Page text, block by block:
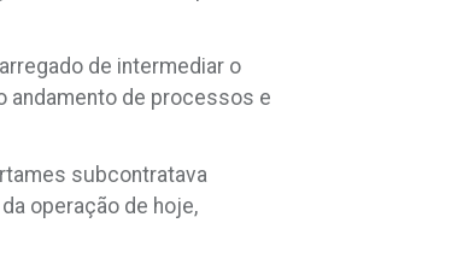
de intermediar o
andamento de processos e
subcontratava
operação de hoje,